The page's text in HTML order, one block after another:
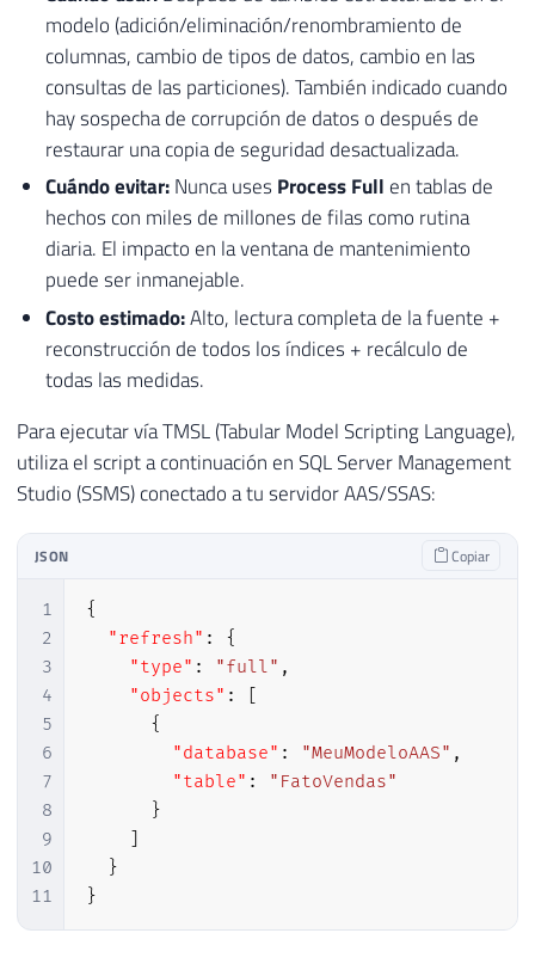
modelo (adición/eliminación/renombramiento de
columnas, cambio de tipos de datos, cambio en las
consultas de las particiones). También indicado cuando
hay sospecha de corrupción de datos o después de
restaurar una copia de seguridad desactualizada.
Cuándo evitar:Nunca uses Process Full en tablas de
hechos con miles de millones de filas como rutina
diaria. El impacto en la ventana de mantenimiento
puede ser inmanejable.
Costo estimado:Alto, lectura completa de la fuente +
reconstrucción de todos los índices + recálculo de
todas las medidas.
Para ejecutar vía TMSL (Tabular Model Scripting Language),
utiliza el script a continuación en SQL Server Management
Studio (SSMS) conectado a tu servidor AAS/SSAS:
JSON Copiar
1
2
3
4
5
6
7
8
9
10
11
{
"refresh" :
{
"type" : "full" ,
"objects" :
{
"database" : "MeuModeloAAS" ,
"table" :
"FatoVendas"
}
}
}